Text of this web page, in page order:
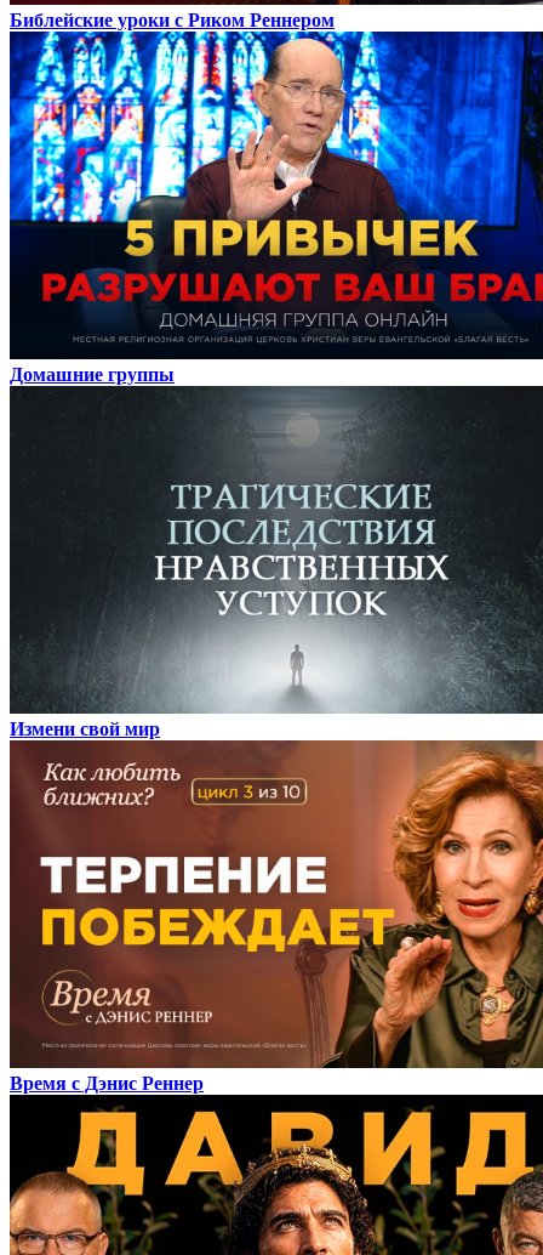
Библейские уроки с Риком Реннером
Домашние группы
Измени свой мир
Время с Дэнис Реннер